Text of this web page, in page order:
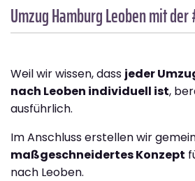
Umzug HamburgLeobenmit der
Weil wir wissen, dass jeder
nach Leoben individuell ist,
ausführlich.
Im Anschluss erstellen wir
maßgeschneidertes Konzept
nach Leoben.